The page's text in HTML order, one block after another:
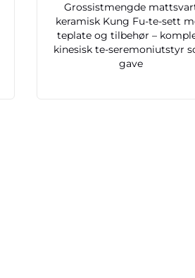
Grossistmengde
keramisk Kung Fu-te-sett
teplate og tilbehør –
kinesisk te-seremoniutstyr
gave